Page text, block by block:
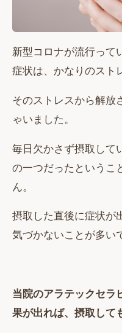
新型コロナが流行って
症状は、かなりのスト
そのストレスから解放
ゃいました。
毎日欠かさず摂取して
の一つだったというこ
ん。
摂取した直後に症状が
気づかないことが多い
当院のアラテックセラ
果が出れば、摂取して